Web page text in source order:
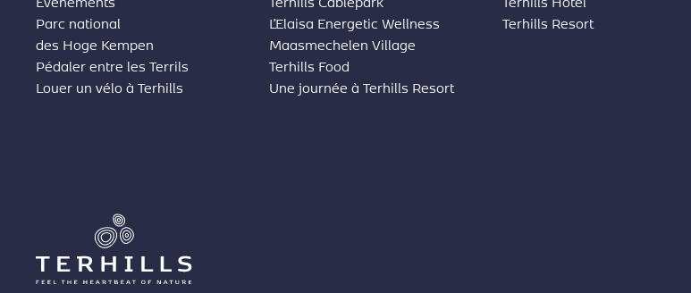
Parc national
des Hoge Kempen
Pédaler entre les Terrils
Louer un vélo à Terhills
L’Elaisa Energetic Wellness
Maasmechelen Village
Terhills Food
Une journée à Terhills Resort
Terhills Resort